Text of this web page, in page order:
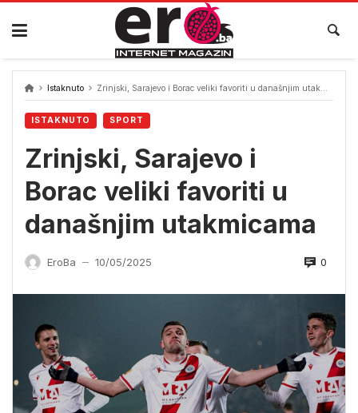
Skip
content
Istaknuto Zrinjski, Sarajevo i Borac veliki favoriti u današnjim utakmicama
ISTAKNUTO SPORT
Zrinjski, Sarajevo i
Borac veliki favoriti u
današnjim utakmicama
EroBa — 10/05/2025 0